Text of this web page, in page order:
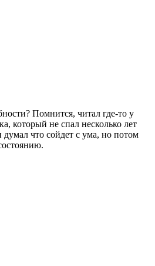
Помнится, читал где-то у
который не спал несколько лет
что сойдет с ума, но потом